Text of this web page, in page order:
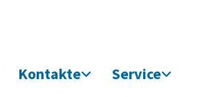
Kontakte Service